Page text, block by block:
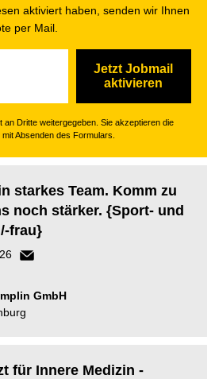
aktiviert haben, senden wir Ihnen
per Mail.
Jetzt Jobmail
aktivieren
Dritte weitergegeben. Sie akzeptieren die
mit Absenden des Formulars.
starkes Team. Komm zu
noch stärker. {Sport- und
frau}
GmbH
für Innere Medizin -